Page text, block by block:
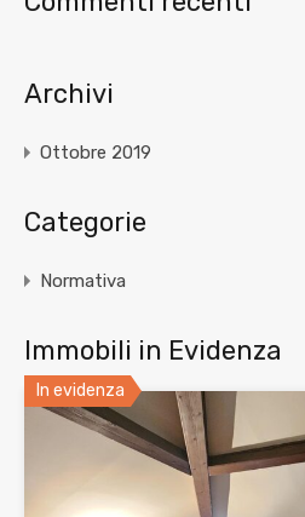
Archivi
Ottobre 2019
Categorie
Normativa
Immobili in Evidenza
In evidenza